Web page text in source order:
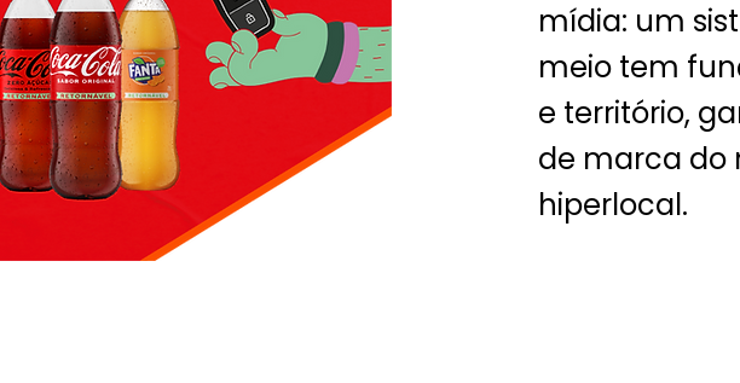
mídia: um
meio tem
e território,
de marca do
hiperlocal.